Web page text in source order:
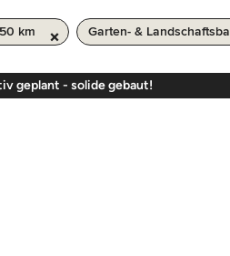
km Garten- &
geplant - solide gebaut!